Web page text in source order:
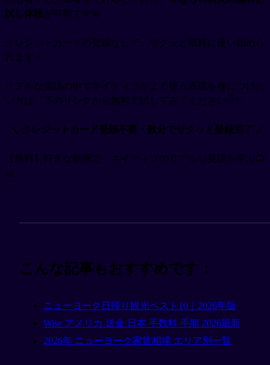
試し体験が可能です💫
クレジットカードの登録なしで、サクッと気軽に使い始めら
れます！
リアルな英語の中でネイティブがよく使う表現を身につけた
い方は、下のリンクから無料で試してみてください👇✨
＼ クレジットカード登録不要・数分でサクッと登録完了 ／
【無料】好きな動画で、ネイティブのリアルな英語を学ぶ📺
✏️
こんな記事もおすすめです：
ニューヨーク日帰り観光ベスト10｜2026年版
Wise アメリカ 送金 日本 手数料 手順 2026最新
2026年 ニューヨーク家賃相場 エリア別一覧